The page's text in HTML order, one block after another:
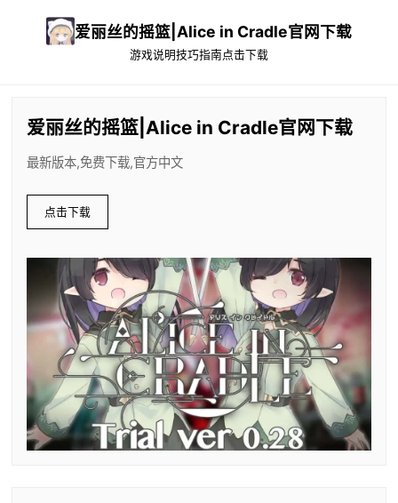
爱丽丝的摇篮|Alice in Cradle官网下载
游戏说明技巧指南点击下载
爱丽丝的摇篮|Alice in Cradle官网下载
最新版本,免费下载,官方中文
点击下载